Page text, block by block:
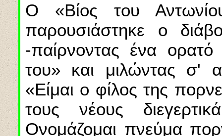
Ο «Βίος του
παρουσιάστηκε ο
-παίρνοντας ένα
του» και μιλώντας σ'
«Είμαι ο φίλος της
τους νέους
Ονομάζομαι πνεύμα